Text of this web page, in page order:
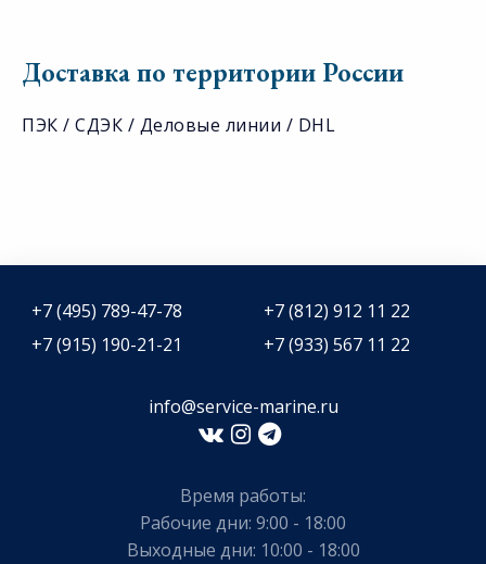
Доставка по территории России
ПЭК / СДЭК / Деловые линии / DHL
+7 (495) 789-47-78
+7 (812) 912 11 22
+7 (915) 190-21-21
+7 (933) 567 11 22
info@service-marine.ru​​
Время работы:
Рабочие дни: 9:00 - 18:00
Выходные дни: 10:00 - 18:00